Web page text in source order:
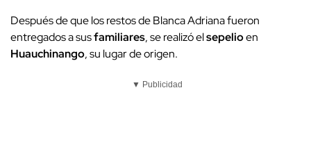
Después de que los restos de Blanca Adriana fueron
entregados a susfamiliares, se realizó elsepelioen
Huauchinango, su lugar de origen.
▼ Publicidad